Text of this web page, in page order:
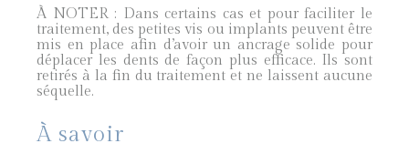
À NOTER : Dans certains cas et pour faciliter le
traitement, des petites vis ou implants peuvent être
mis en place afin d’avoir un ancrage solide pour
déplacer les dents de façon plus efficace. Ils sont
retirés à la fin du traitement et ne laissent aucune
séquelle.
À savoir